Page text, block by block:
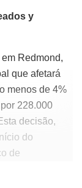
y
Redmond,
que afetará
menos de 4%
228.000
decisão,
do
de